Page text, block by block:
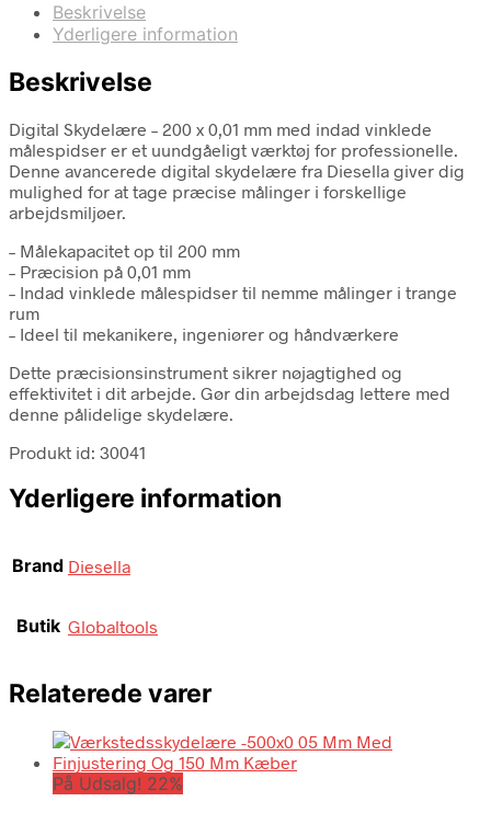
Beskrivelse
Yderligere information
Beskrivelse
Digital Skydelære – 200 x 0,01 mm med indad vinklede
målespidser er et uundgåeligt værktøj for professionelle.
Denne avancerede digital skydelære fra Diesella giver dig
mulighed for at tage præcise målinger i forskellige
arbejdsmiljøer.
– Målekapacitet op til 200 mm
– Præcision på 0,01 mm
– Indad vinklede målespidser til nemme målinger i trange
rum
– Ideel til mekanikere, ingeniører og håndværkere
Dette præcisionsinstrument sikrer nøjagtighed og
effektivitet i dit arbejde. Gør din arbejdsdag lettere med
denne pålidelige skydelære.
Produkt id: 30041
Yderligere information
Brand Diesella
Butik Globaltools
Relaterede varer
På Udsalg! 22%